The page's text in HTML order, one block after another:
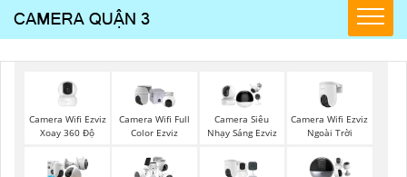
Camera Wifi Ezviz
Xoay 360 Độ
Camera Wifi Full
Color Ezviz
Camera Siêu
Nhạy Sáng Ezviz
Camera Wifi Ezviz
Ngoài Trời